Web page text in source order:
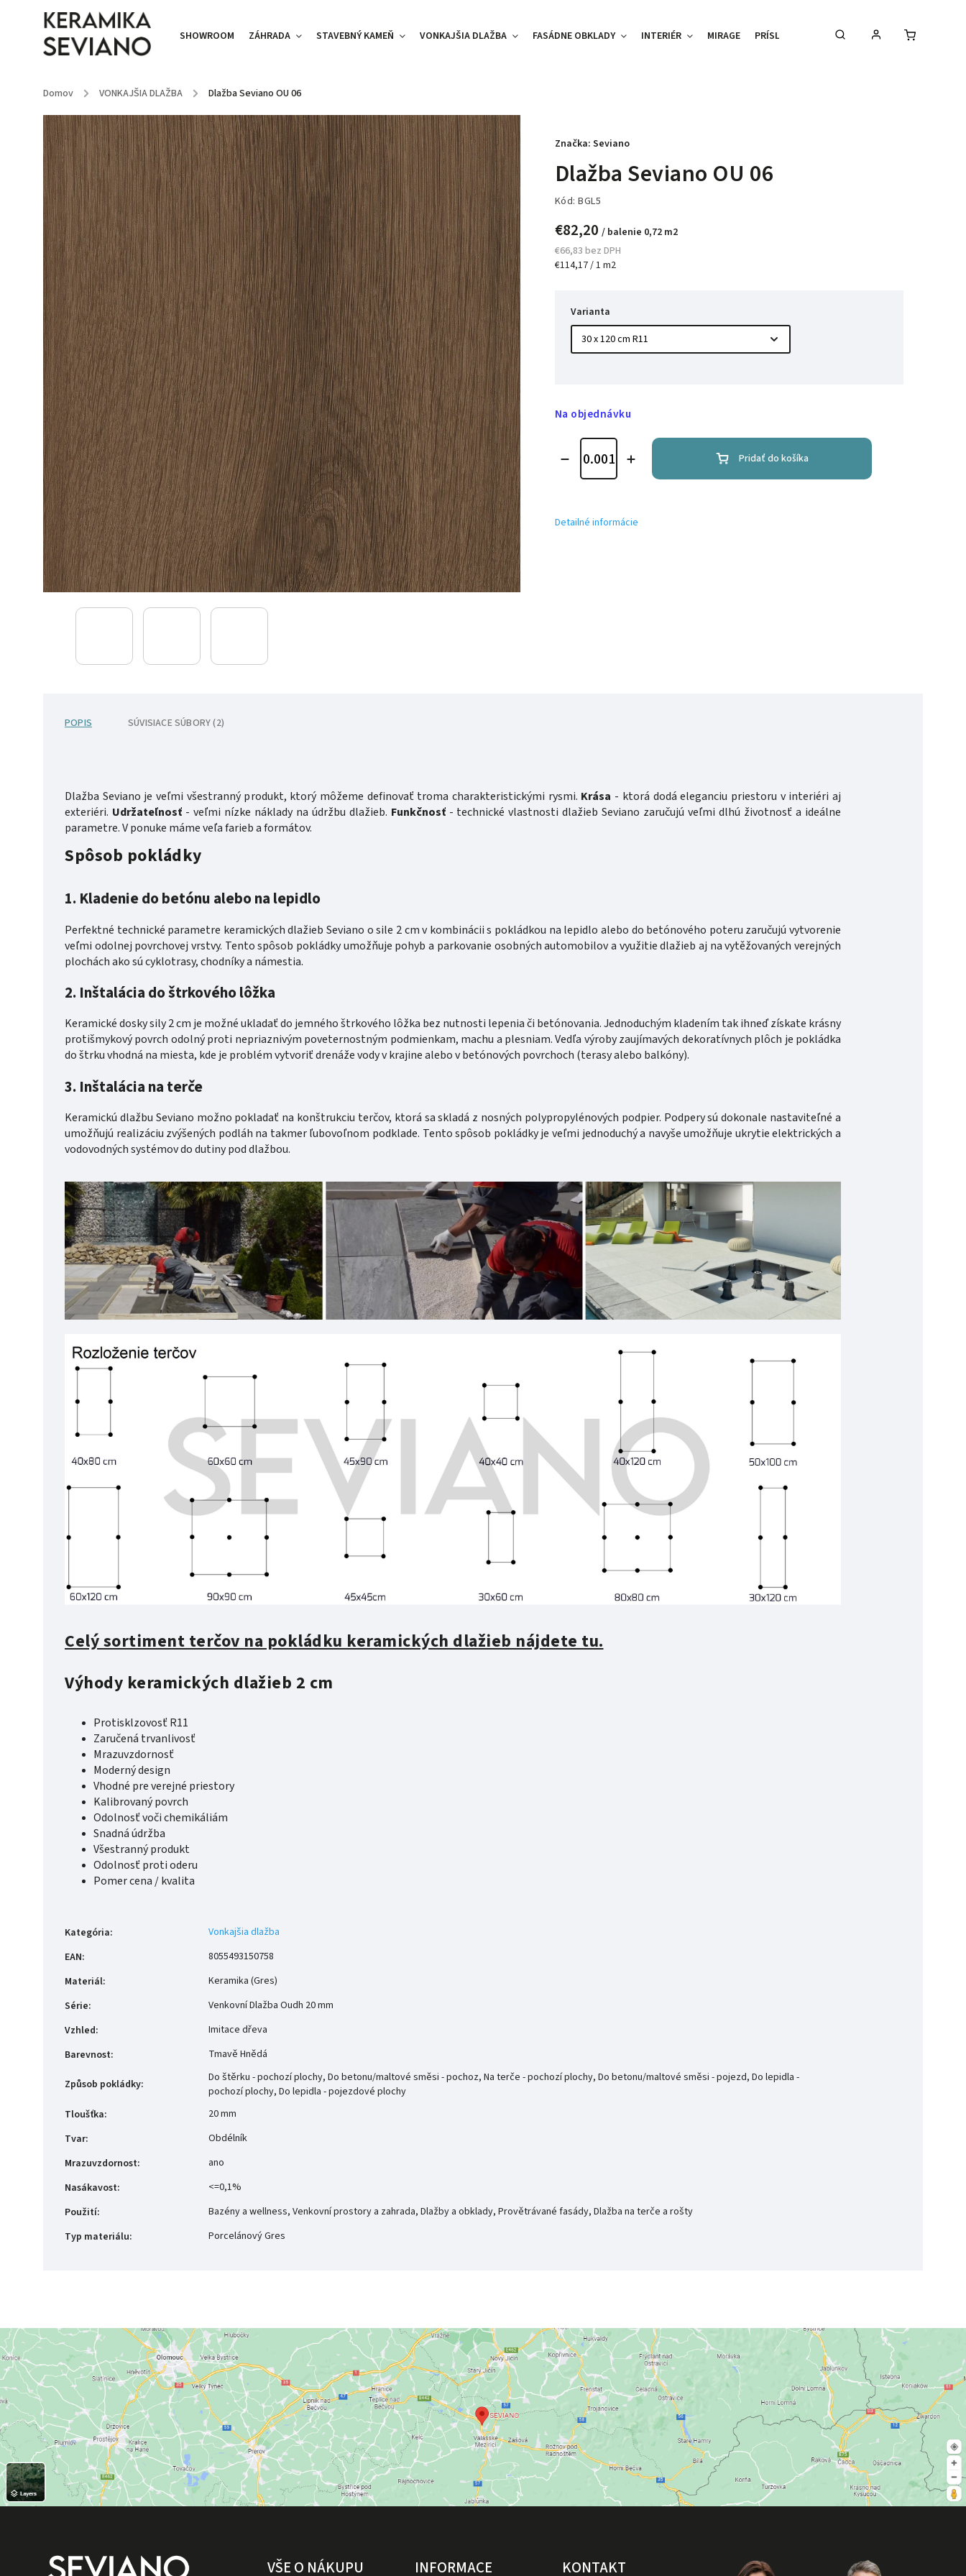
SHOWROOM ZÁHRADA STAVEBNÝ KAMEŇ VONKAJŠIA DLAŽBA FASÁDNE OBKLADY INTERIÉR MIRAGE PRÍSLUŠENSTVO TIPY % RADY A TIPY
Domov / VONKAJŠIA DLAŽBA / Dlažba Seviano OU 06
Dlažba Seviano OU 06
Kód: BGL5
€82,20 / balenie 0,72 m2
€66,83 bez DPH
€114,17 / 1 m2
Značka: Seviano
Varianta
Na objednávku
Pridať do košíka
Detailné informácie
POPIS SÚVISIACE SÚBORY (2)
Dlažba Seviano je veľmi všestranný produkt, ktorý môžeme definovať troma charakteristickými rysmi. Krása - ktorá dodá eleganciu priestoru v interiéri aj
exteriéri. Udržateľnosť- veľmi nízke náklady na údržbu dlažieb. Funkčnosť- technické vlastnosti dlažieb Seviano zaručujú veľmi dlhú životnosť a ideálne
parametre. V ponuke máme veľa farieb a formátov.
Spôsob pokládky
1. Kladenie do betónu alebo na lepidlo
Perfektné technické parametre keramických dlažieb Seviano o sile 2 cm v kombinácii s pokládkou na lepidlo alebo do betónového poteru zaručujú vytvorenie
veľmi odolnej povrchovej vrstvy. Tento spôsob pokládky umožňuje pohyb a parkovanie osobných automobilov a využitie dlažieb aj na vytěžovaných verejných
plochách ako sú cyklotrasy, chodníky a námestia.
2. Inštalácia do štrkového lôžka
Keramické dosky sily 2 cm je možné ukladať do jemného štrkového lôžka bez nutnosti lepenia či betónovania. Jednoduchým kladením tak ihneď získate krásny
protišmykový povrch odolný proti nepriaznivým poveternostným podmienkam, machu a plesniam. Vedľa výroby zaujímavých dekoratívnych plôch je pokládka
do štrku vhodná na miesta, kde je problém vytvoriť drenáže vody v krajine alebo v betónových povrchoch (terasy alebo balkóny).
3. Inštalácia na terče
Keramickú dlažbu Seviano možno pokladať na konštrukciu terčov, ktorá sa skladá z nosných polypropylénových podpier. Podpery sú dokonale nastaviteľné a
umožňujú realizáciu zvýšených podláh na takmer ľubovoľnom podklade. Tento spôsob pokládky je veľmi jednoduchý a navyše umožňuje ukrytie elektrických a
vodovodných systémov do dutiny pod dlažbou.
Celý sortiment terčov na pokládku keramických dlažieb nájdete tu.
Výhody keramických dlažieb 2 cm
Protisklzovosť R11
Zaručená trvanlivosť
Mrazuvzdornosť
Moderný design
Vhodné pre verejné priestory
Kalibrovaný povrch
Odolnosť voči chemikáliám
Snadná údržba
Všestranný produkt
Odolnosť proti oderu
Pomer cena / kvalita
Kategória:
Vonkajšia dlažba
EAN:
8055493150758
Materiál:
Keramika (Gres)
Série:
Venkovní Dlažba Oudh 20 mm
Vzhled:
Imitace dřeva
Barevnost: Tmavě Hnědá
Způsob pokládky:
Do štěrku - pochozí plochy, Do betonu/maltové směsi - pochoz, Na terče - pochozí plochy, Do betonu/maltové směsi - pojezd, Do lepidla -
pochozí plochy, Do lepidla - pojezdové plochy
Tloušťka:
20 mm
Tvar:
Obdélník
Mrazuvzdornost:
ano
Nasákavost:
<=0,1%
Použití:
Bazény a wellness, Venkovní prostory a zahrada, Dlažby a obklady, Provětrávané fasády, Dlažba na terče a rošty
Typ materiálu: Porcelánový Gres
VŠE O NÁKUPU INFORMACE KONTAKT